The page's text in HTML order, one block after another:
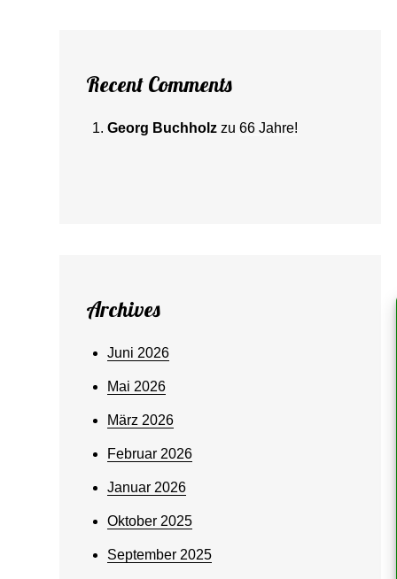
Recent Comments
Georg Buchholz zu66 Jahre!
Archives
Juni 2026
Mai 2026
März 2026
Februar 2026
Januar 2026
Oktober 2025
September 2025